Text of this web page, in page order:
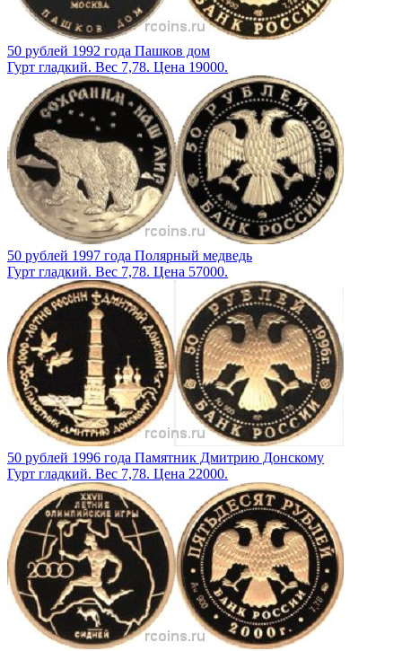
50 рублей 1992 года Пашков дом
Гурт гладкий. Вес 7,78. Цена 19000.
50 рублей 1997 года Полярный медведь
Гурт гладкий. Вес 7,78. Цена 57000.
50 рублей 1996 года Памятник Дмитрию Донскому
Гурт гладкий. Вес 7,78. Цена 22000.